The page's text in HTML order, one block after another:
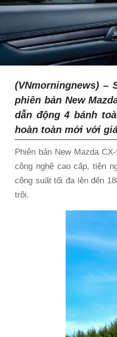
(VNmorningnews) –
phiên bản New
dẫn động 4 bánh
hoàn toàn mới với
Phiên bản New Mazda
công nghệ cao cấp, tiện
công suất tối đa lên đến
trội.